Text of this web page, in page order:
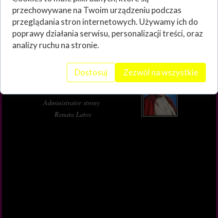
Administrator strony
Renata Latos
Nasz Patron
AE:PL-46928-37026-IGJIT-32
szkolamirow.bip.gov.pl
przechowywane na Twoim urządzeniu podczas
przeglądania stron internetowych. Używamy ich do
poprawy działania serwisu, personalizacji treści, oraz
analizy ruchu na stronie.
Dostosuj Zezwól na wszystkie